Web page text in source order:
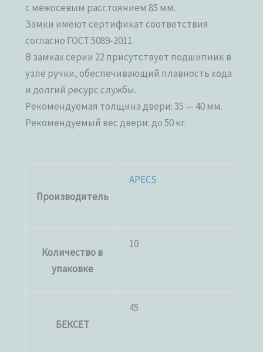
с межосевым расстоянием 85 мм.
Замки имеют сертификат соответствия
согласно ГОСТ 5089-2011.
В замках серии 22 присутствует подшипник в
узле ручки, обеспечивающий плавность хода
и долгий ресурс службы.
Рекомендуемая толщина двери: 35 — 40 мм.
Рекомендуемый вес двери: до 50 кг.
Производитель
APECS
Количество в
упаковке
10
БЕКСЕТ
45